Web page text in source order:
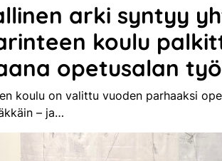
arki syntyy
koulu
opetusalan
koulu on valittu vuoden parhaaksi
– ja…